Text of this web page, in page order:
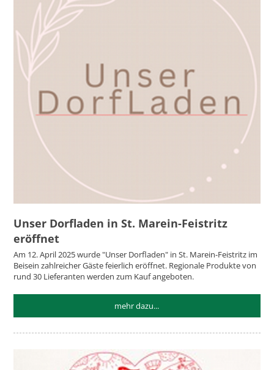
Unser Dorfladen in St. Marein-Feistritz
eröffnet
Am 12. April 2025 wurde "Unser Dorfladen" in St. Marein-Feistritz im
Beisein zahlreicher Gäste feierlich eröffnet. Regionale Produkte von
rund 30 Lieferanten werden zum Kauf angeboten.
mehr dazu...